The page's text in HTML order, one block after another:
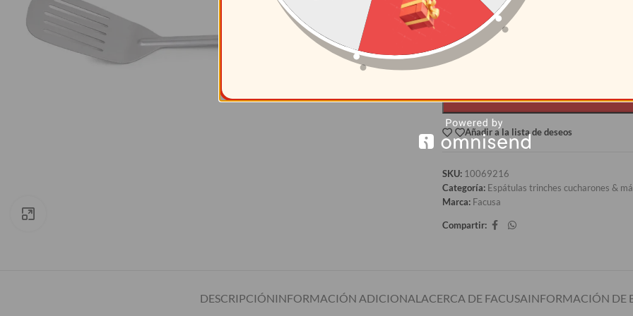
Añadir a la lista de deseos
SKU: 10069216
Categoría: Espátulas trinches cucharones &
Marca: Facusa
Compartir:
DESCRIPCIÓNINFORMACIÓN ADICIONAL ACERCA DE FACUSAINFORMACIÓN DE